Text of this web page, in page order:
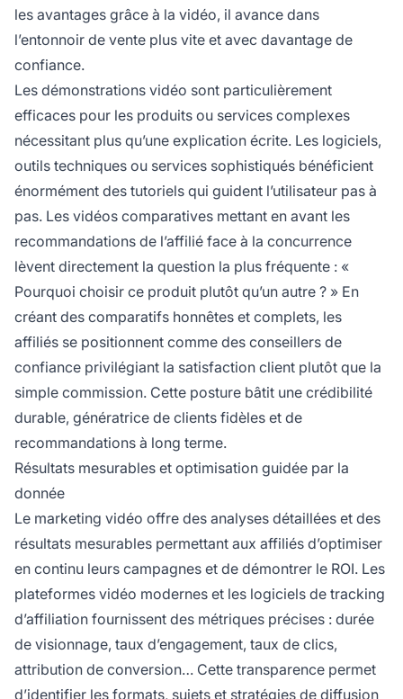
les avantages grâce à la vidéo, il avance dans
l’entonnoir de vente plus vite et avec davantage de
confiance.
Les démonstrations vidéo sont particulièrement
efficaces pour les produits ou services complexes
nécessitant plus qu’une explication écrite. Les logiciels,
outils techniques ou services sophistiqués bénéficient
énormément des tutoriels qui guident l’utilisateur pas à
pas. Les vidéos comparatives mettant en avant les
recommandations de l’affilié face à la concurrence
lèvent directement la question la plus fréquente : «
Pourquoi choisir ce produit plutôt qu’un autre ? » En
créant des comparatifs honnêtes et complets, les
affiliés se positionnent comme des conseillers de
confiance privilégiant la satisfaction client plutôt que la
simple commission. Cette posture bâtit une crédibilité
durable, génératrice de clients fidèles et de
recommandations à long terme.
Résultats mesurables et optimisation guidée par la
donnée
Le marketing vidéo offre des analyses détaillées et des
résultats mesurables permettant aux affiliés d’optimiser
en continu leurs campagnes et de démontrer le ROI. Les
plateformes vidéo modernes et les logiciels de tracking
d’affiliation fournissent des métriques précises : durée
de visionnage, taux d’engagement, taux de clics,
attribution de conversion… Cette transparence permet
d’identifier les formats, sujets et stratégies de diffusion